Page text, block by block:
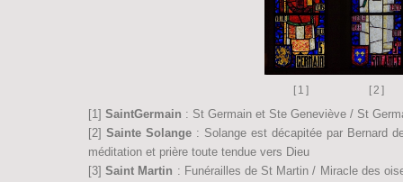
[1] [2]
[1] SaintGermain : St Germain et Ste Geneviève / St
[2]Sainte Solange : Solange est décapitée par Bernard
méditation et prière toute tendue vers Dieu
[3]Saint Martin : Funérailles de St Martin / Miracle des